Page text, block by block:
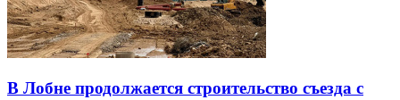
В Лобне продолжается строительство съезда с